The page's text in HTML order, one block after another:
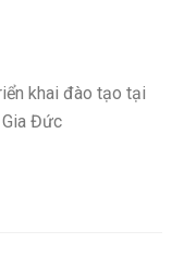
khai đào tạo tại
Đức